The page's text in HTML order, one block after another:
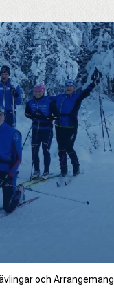
och Arrangemang